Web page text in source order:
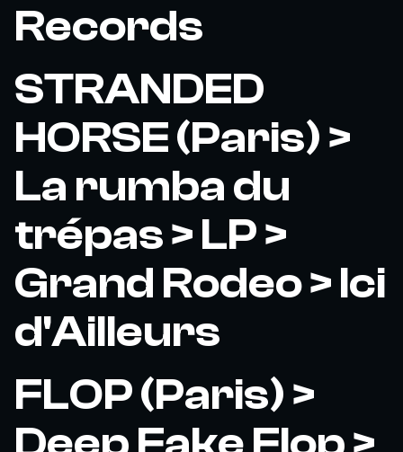
Records
STRANDED
HORSE (Paris) >
La rumba du
trépas > LP >
Grand Rodeo > Ici
d'Ailleurs
FLOP (Paris) >